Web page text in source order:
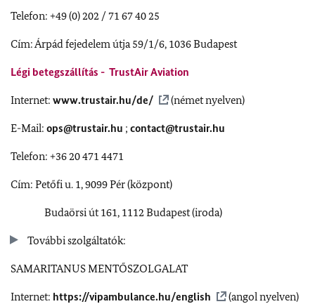
Telefon: +49 (0) 202 / 71 67 40 25
Cím: Árpád fejedelem útja 59/1/6, 1036 Budapest
Légi betegszállítás - TrustAir Aviation
Internet: www.trustair.hu/de/ (német nyelven)
E-Mail: ops@trustair.hu ; contact@trustair.hu
Telefon: +36 20 471 4471
Cím: Petőfi u. 1, 9099 Pér (központ)
Budaörsi út 161, 1112 Budapest (iroda)
További szolgáltatók:
SAMARITANUS MENTŐSZOLGALAT
Internet: https://vipambulance.hu/english (angol nyelven)